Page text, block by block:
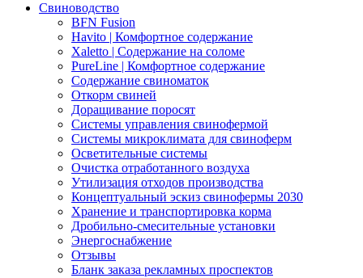
Свиноводство
BFN Fusion
Havito | Комфортное содержание
Xaletto | Содержание на соломе
PureLine | Комфортное содержание
Содержание свиноматок
Откорм свиней
Доращивание поросят
Системы управления свинофермой
Системы микроклимата для свиноферм
Осветительные системы
Очистка отработанного воздуха
Утилизация отходов производства
Концептуальный эскиз свинофермы 2030
Хранение и транспортировка корма
Дробильно-смесительные установки
Энергоснабжение
Отзывы
Бланк заказа рекламных проспектов